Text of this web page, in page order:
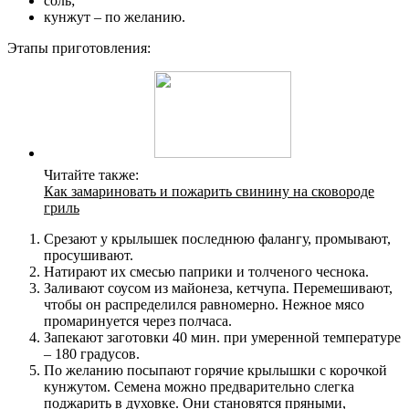
кунжут – по желанию.
Этапы приготовления:
Читайте также:
Как замариновать и пожарить свинину на сковороде
гриль
Срезают у крылышек последнюю фалангу, промывают,
просушивают.
Натирают их смесью паприки и толченого чеснока.
Заливают соусом из майонеза, кетчупа. Перемешивают,
чтобы он распределился равномерно. Нежное мясо
промаринуется через полчаса.
Запекают заготовки 40 мин. при умеренной температуре
– 180 градусов.
По желанию посыпают горячие крылышки с корочкой
кунжутом. Семена можно предварительно слегка
поджарить в духовке. Они становятся пряными,